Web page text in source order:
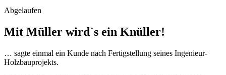
Abgelaufen
Mit Müller wird`s ein Knüller!
… sagte einmal ein Kunde nach Fertigstellung seines Ingenieur-
Holzbauprojekts.